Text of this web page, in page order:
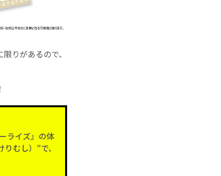
りがあるので、
ライズ』の体
むし）”で、